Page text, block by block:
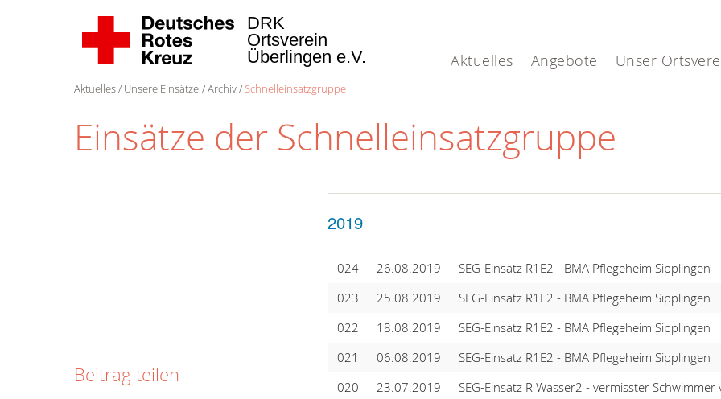
Aktuelles Angebote Unser
DRK
Ortsverein
Überlingen e.V.
Aktuelles Unsere Einsätze Archiv Schnelleinsatzgruppe
Einsätze der Schnelleinsatzgruppe
2019
024 26.08.2019
SEG-Einsatz R1E2 - BMA Pflegeheim Sipplingen
023
25.08.2019
SEG-Einsatz R1E2 - BMA Pflegeheim Sipplingen
022
18.08.2019
SEG-Einsatz R1E2 - BMA Pflegeheim Sipplingen
021
06.08.2019
SEG-Einsatz R1E2 - BMA Pflegeheim Sipplingen
020
23.07.2019
SEG-Einsatz R Wasser2 - vermisster
Beitrag teilen